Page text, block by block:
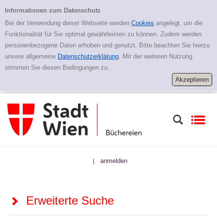
Erweiterte Suche
Informationen zum Datenschutz
Bei der Verwendung dieser Webseite werden Cookies angelegt, um die
Funktionalität für Sie optimal gewährleisten zu können. Zudem werden
personenbezogene Daten erhoben und genutzt. Bitte beachten Sie hierzu
unsere allgemeine Datenschutzerklärung. Mit der weiteren Nutzung
stimmen Sie diesen Bedingungen zu.
| anmelden
Erweiterte Suche